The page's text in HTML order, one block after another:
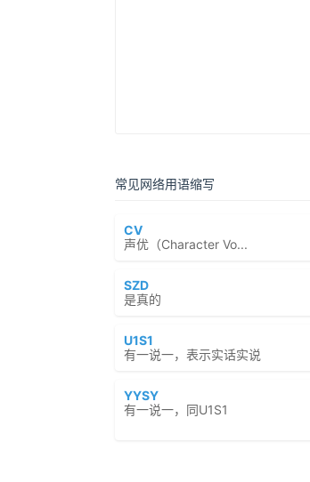
常见网络用语缩写
CV
声优（Character Vo...
SZD
是真的
U1S1
有一说一，表示实话实说
YYSY
有一说一，同U1S1